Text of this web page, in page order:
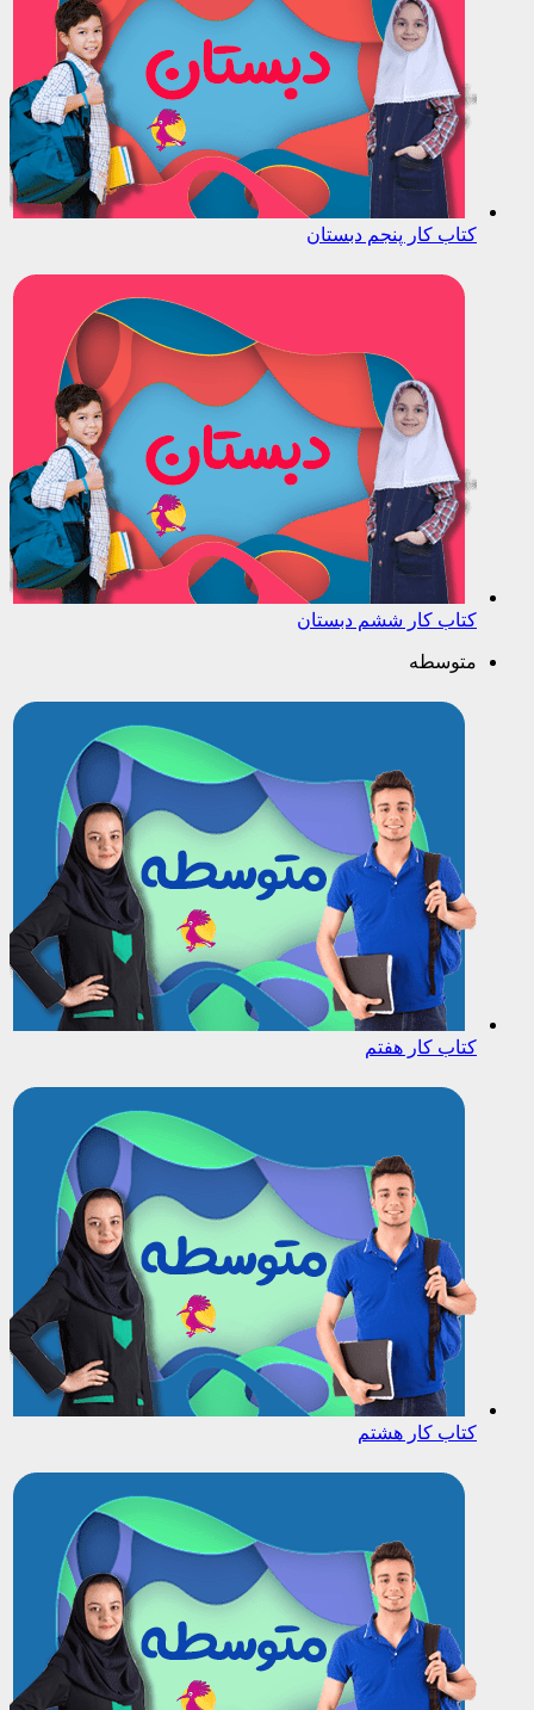
کتاب کار پنجم دبستان
کتاب کار ششم دبستان
متوسطه
کتاب کار هفتم
کتاب کار هشتم